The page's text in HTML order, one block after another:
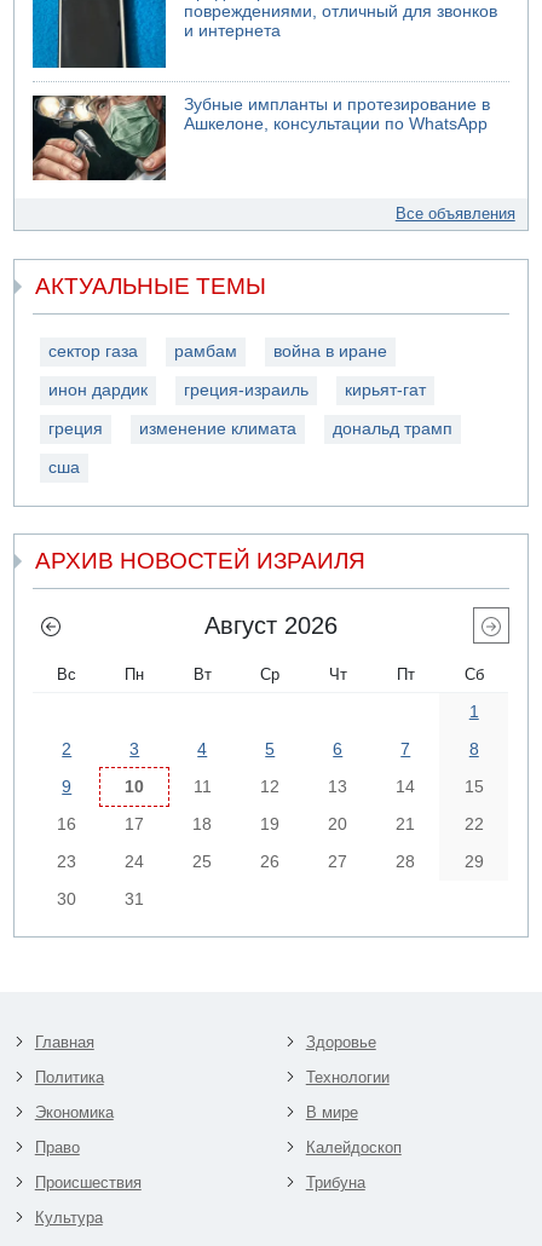
повреждениями, отличный для звонков
и интернета
Зубные импланты и протезирование в
Ашкелоне, консультации по WhatsApp
Все объявления
АКТУАЛЬНЫЕ ТЕМЫ
сектор газа рамбам война в иране
инон дардик греция-израиль кирьят-гат
греция изменение климата дональд трамп
сша
АРХИВ НОВОСТЕЙ ИЗРАИЛЯ
Август 2026
Вс Пн Вт Ср Чт Пт Сб
1
2
3 4 5 6 7
8
9
10 11 12 13 14
15
16
17 18 19 20 21
22
23
24 25 26 27 28
29
30
31
Главная
Политика
Экономика
Право
Происшествия
Культура
Здоровье
Технологии
В мире
Калейдоскоп
Трибуна